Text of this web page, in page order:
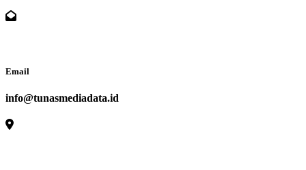
Email
info@tunasmediadata.id